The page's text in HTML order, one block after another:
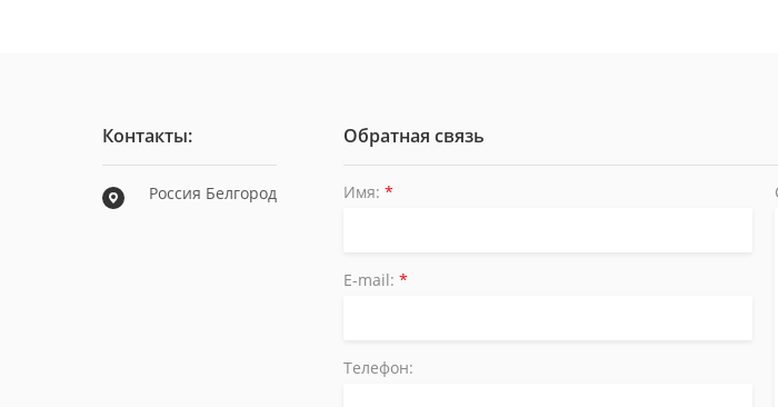
Контакты:
Россия Белгород
Обратная связь
Имя: *
E-mail: *
Телефон: